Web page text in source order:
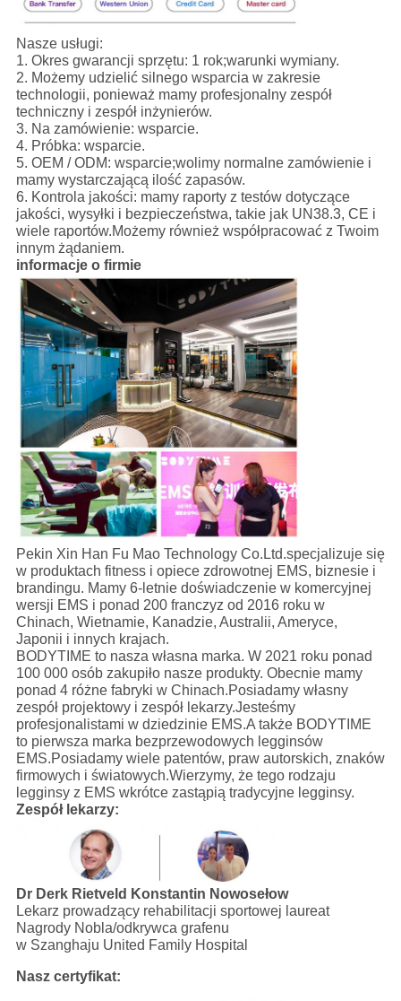
Nasze usługi:
1. Okres gwarancji sprzętu: 1 rok;warunki wymiany.
2. Możemy udzielić silnego wsparcia w zakresie
technologii, ponieważ mamy profesjonalny zespół
techniczny i zespół inżynierów.
3. Na zamówienie: wsparcie.
4. Próbka: wsparcie.
5. OEM / ODM: wsparcie;wolimy normalne zamówienie i
mamy wystarczającą ilość zapasów.
6. Kontrola jakości: mamy raporty z testów dotyczące
jakości, wysyłki i bezpieczeństwa, takie jak UN38.3, CE i
wiele raportów.Możemy również współpracować z Twoim
innym żądaniem.
informacje o firmie
Pekin Xin Han Fu Mao Technology Co.Ltd.specjalizuje się
w produktach fitness i opiece zdrowotnej EMS, biznesie i
brandingu. Mamy 6-letnie doświadczenie w komercyjnej
wersji EMS i ponad 200 franczyz od 2016 roku w
Chinach, Wietnamie, Kanadzie, Australii, Ameryce,
Japonii i innych krajach.
BODYTIME to nasza własna marka. W 2021 roku ponad
100 000 osób zakupiło nasze produkty. Obecnie mamy
ponad 4 różne fabryki w Chinach.Posiadamy własny
zespół projektowy i zespół lekarzy.Jesteśmy
profesjonalistami w dziedzinie EMS.A także BODYTIME
to pierwsza marka bezprzewodowych legginsów
EMS.Posiadamy wiele patentów, praw autorskich, znaków
firmowych i światowych.Wierzymy, że tego rodzaju
legginsy z EMS wkrótce zastąpią tradycyjne legginsy.
Zespół lekarzy:
Dr Derk Rietveld Konstantin Nowosełow
Lekarz prowadzący rehabilitacji sportowej laureat
Nagrody Nobla/odkrywca grafenu
w Szanghaju United Family Hospital
Nasz certyfikat: